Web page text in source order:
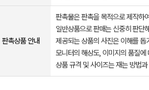
판촉상품 안내
판촉물은 판촉을 목적으로 제작하
일반상품으로 판매는 신중히 판단
제공되는 상품의 사진은 이해를
모니터의 해상도, 이미지의 품질
상품 규격 및 사이즈는 재는 방법